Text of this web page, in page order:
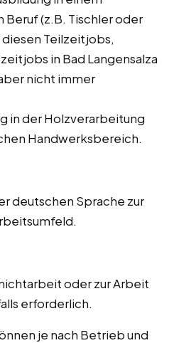
(z.B. Tischler oder
Teilzeitjobs,
in Bad Langensalza
nicht immer
in der Holzverarbeitung
Handwerksbereich.
deutschen Sprache zur
oder zur Arbeit
erforderlich.
je nach Betrieb und